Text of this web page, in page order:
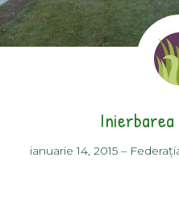
ianuarie 14, 2015–